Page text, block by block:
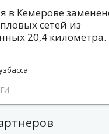
в Кемерове
сетей из
20,4 километра.